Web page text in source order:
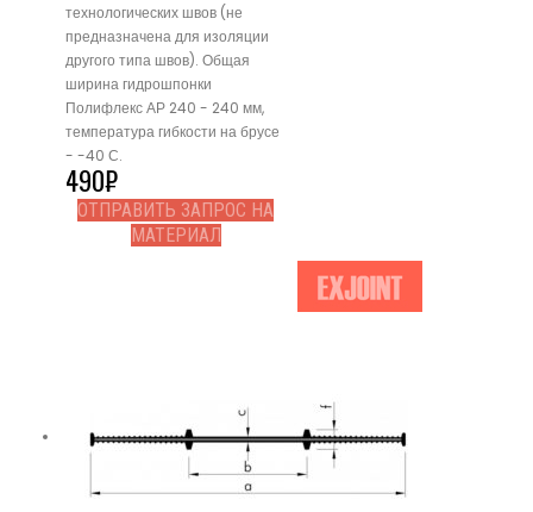
технологических швов (не
предназначена для изоляции
другого типа швов). Общая
ширина гидрошпонки
Полифлекс АР 240 - 240 мм,
температура гибкости на брусе
- -40 С.
490₽
ОТПРАВИТЬ ЗАПРОС НА
МАТЕРИАЛ